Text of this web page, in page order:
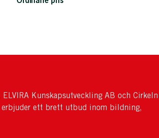
Kunskapsutveckling AB och Cirkeln
erbjuder ett brett utbud inom bildning,